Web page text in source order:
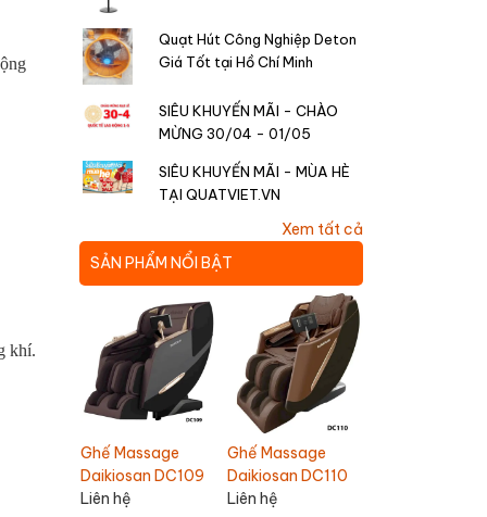
khí.
Quạt Hút Công Nghiệp Deton
Giá Tốt tại Hồ Chí Minh
SIÊU KHUYẾN MÃI - CHÀO
MỪNG 30/04 - 01/05
SIÊU KHUYẾN MÃI - MÙA HÈ
TẠI QUATVIET.VN
Xem tất cả
SẢN PHẨM NỔI BẬT
DC109
Ghế Massage
Daikiosan DC110
Liên hệ
Quạt hút âm trần
Nanoco NMV1421
210,000